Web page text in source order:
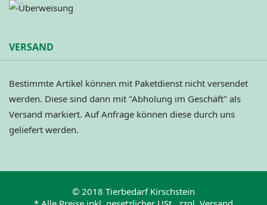
VERSAND
Bestimmte Artikel können mit Paketdienst nicht versendet
werden. Diese sind dann mit "Abholung im Geschäft" als
Versand markiert. Auf Anfrage können diese durch uns
geliefert werden.
© 2018 Tierbedarf Kirschstein